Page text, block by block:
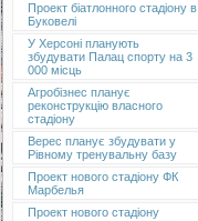
Проект біатлонного стадіону в
Буковелі
У Херсоні планують
збудувати Палац спорту на 3
000 місць
Агробізнес планує
реконструкцію власного
стадіону
Верес планує збудувати у
Рівному тренувальну базу
Проект нового стадіону ФК
Марбелья
Проект нового стадіону